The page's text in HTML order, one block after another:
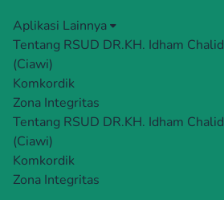
Aplikasi Lainnya
Tentang RSUD DR.KH. Idham Chalid
(Ciawi)
Komkordik
Zona Integritas
Tentang RSUD DR.KH. Idham Chalid
(Ciawi)
Komkordik
Zona Integritas